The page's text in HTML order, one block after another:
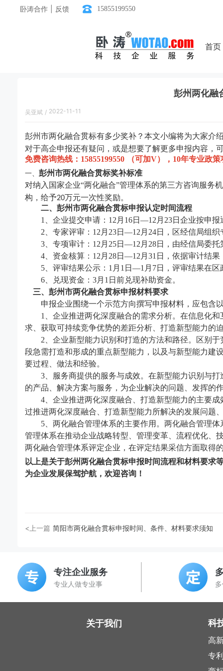
卧涛合作 | 反馈 15855199550
首页
彭州两化融
吴亚斌 / 2022-11-11
彭州市两化融合贯标有多少奖补？本文小编将为大家介
对于高企申报还有疑问，或是想要了解更多申报内容，
免费咨询热线： 15855199550 （可加V），10年专业政
一、 彭州市两化融合贯标奖补标准
对纳入国家企业“两化融合”管理体系的第三方咨询服务
构，给予20万元一次性奖励。
二、 彭州市两化融合贯标申报认定时间流程
1、企业提交申请：12月16日 —12月23日企业按申
2、专家评审：12月23日 —12月24日，区经信局组
3、专项审计：12月25日 —12月28日，由经信局委
4、资金核算：12月28日 —12月31日，依据审计结
5、评审结果公示：1月1日 —1月7日，评审结果在
6、兑现资金：3月1日前兑现补助资金。
三、 彭州市两化融合贯标申报材料要求
申报企业围绕一个示范方向撰写申报材料，应包含
1、企业推进两化深度融合的需求分析。在信息化
求、获取可持续竞争优势的差距分析、打造新型能力的
2、企业新型能力识别和打造的方法和路径。区别
段急需打造和形成的重点新型能力，以及与新型能力建
要过程、做法和经验。
3、服务商提供的服务与成效。在新型能力识别与
的产品、解决方案与服务，为企业解决的问题、发挥的
4、企业推进两化深度融合、打造新型能力的主要
过推进两化深度融合、打造新型能力所解决的发展问题
5、两化融合管理体系的主要作用。两化融合管理
管理体系在推动企业战略转型、管理变革、流程优化、
两化融合管理体系评定企业，在评定结果采信方面取得
以上是关于彭州两化融合贯标申报时间流程和材料要求
为企业发展保驾护航，欢迎咨询 ！
<上一篇 简阳市两化融合贯标申报时间、条件、材料要求须知
专注企业服务
专业人做专业事
关于我们 科
高
专